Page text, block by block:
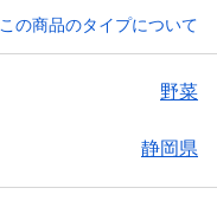
この商品のタイプについて
野菜
静岡県